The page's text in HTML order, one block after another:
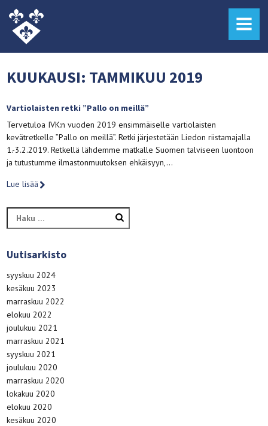
MENU
KUUKAUSI: TAMMIKUU 2019
Vartiolaisten retki ”Pallo on meillä”
Tervetuloa IVK:n vuoden 2019 ensimmäiselle vartiolaisten
kevätretkelle ”Pallo on meillä”. Retki järjestetään Liedon riistamajalla
1.-3.2.2019. Retkellä lähdemme matkalle Suomen talviseen luontoon
ja tutustumme ilmastonmuutoksen ehkäisyyn,…
Lue lisää
Haku:
Uutisarkisto
syyskuu 2024
kesäkuu 2023
marraskuu 2022
elokuu 2022
joulukuu 2021
marraskuu 2021
syyskuu 2021
joulukuu 2020
marraskuu 2020
lokakuu 2020
elokuu 2020
kesäkuu 2020